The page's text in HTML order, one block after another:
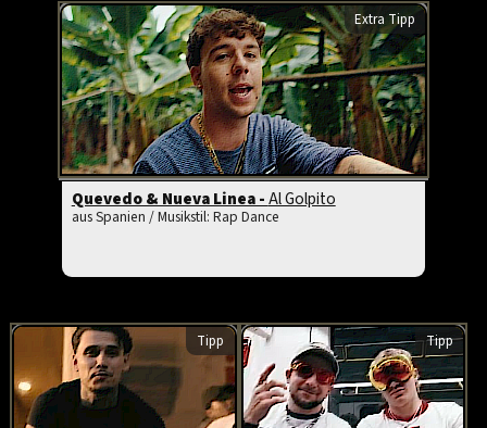
Extra Tipp
Quevedo & Nueva Linea -Al Golpito
aus Spanien / Musikstil: Rap Dance
Tipp Tipp